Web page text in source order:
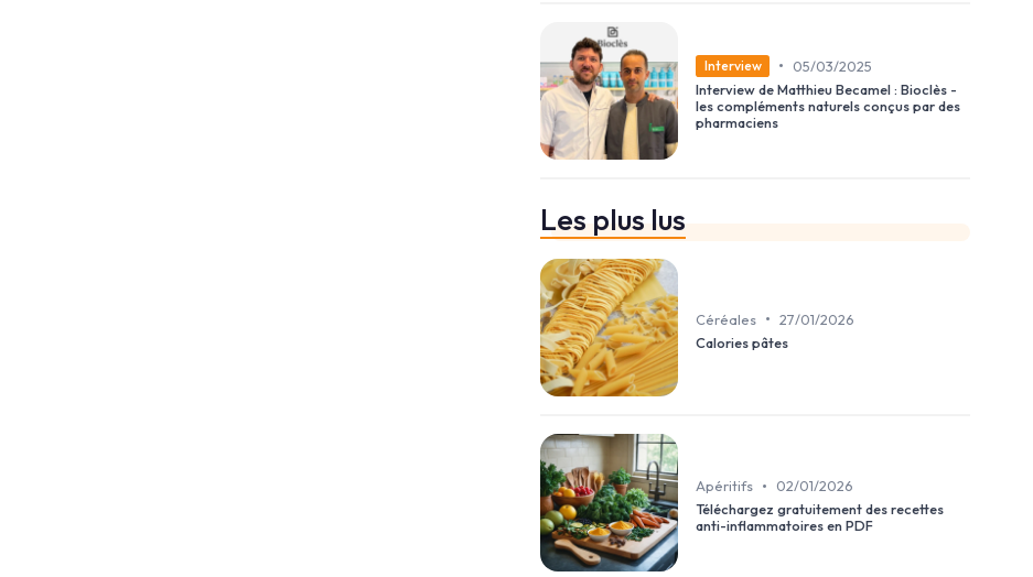
Interview •
05/03/2025
Interview de Matthieu Becamel : Bioclès -
les compléments naturels conçus par des
pharmaciens
Les plus lus
Céréales • 27/01/2026
Calories pâtes
Apéritifs •
02/01/2026
Téléchargez gratuitement des recettes
anti-inflammatoires en PDF